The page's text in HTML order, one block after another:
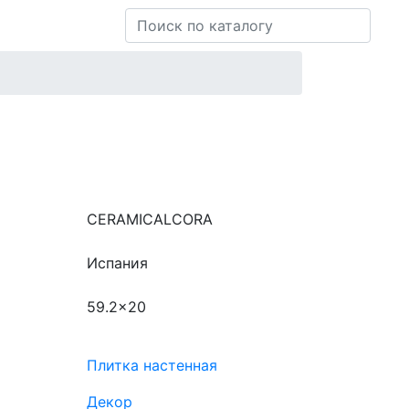
CERAMICALCORA
Испания
59.2x20
Плитка настенная
Декор